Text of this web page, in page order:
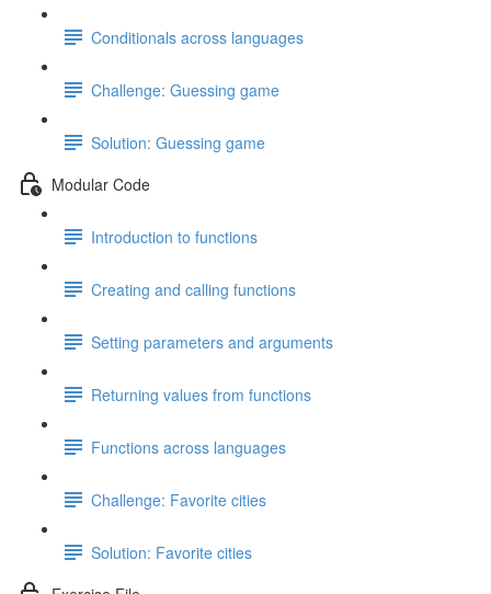
Conditionals across languages
Challenge: Guessing game
Solution: Guessing game
Modular Code
Introduction to functions
Creating and calling functions
Setting parameters and arguments
Returning values from functions
Functions across languages
Challenge: Favorite cities
Solution: Favorite cities